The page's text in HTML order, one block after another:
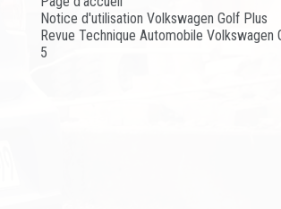
Notice d'utilisation Volkswagen Golf Plus
Revue Technique Automobile Volkswagen
5